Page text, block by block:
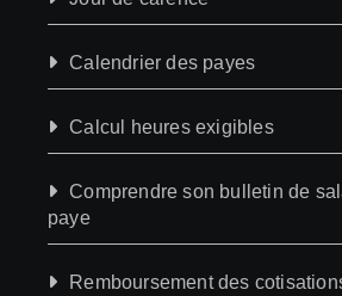
Calendrier des payes
Calcul heures exigibles
Comprendre son bulletin de
paye
Remboursement des